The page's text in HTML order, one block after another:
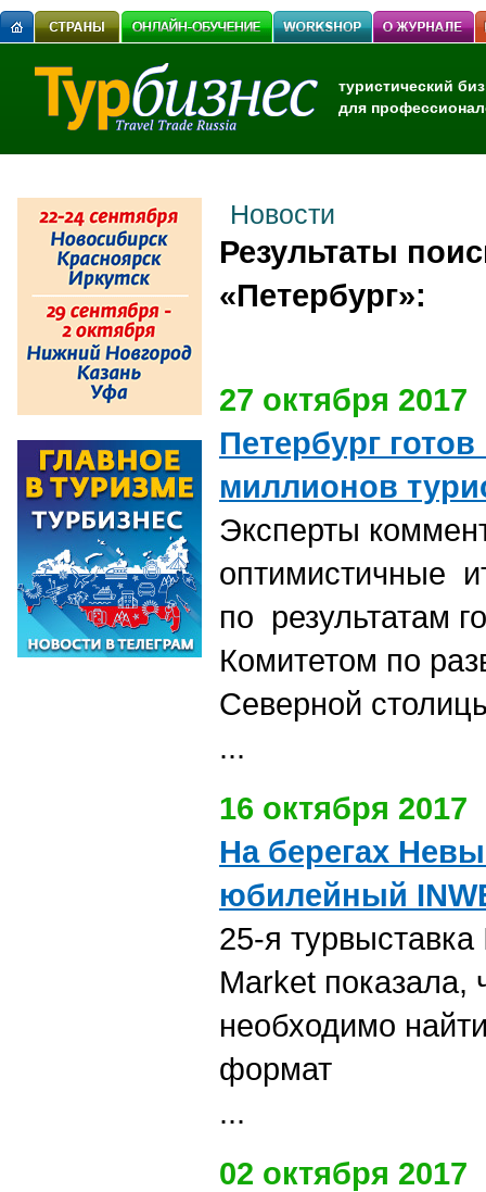
туристический
для
Новости
Результаты
«Петербург»:
27 октября 2017
Петербург
миллионов
Эксперты
оптимистичные
по результатам
Комитетом по
Северной
...
16 октября 2017
На берегах
юбилейный
25-я
Market показала,
необходимо
формат
...
02 октября 2017